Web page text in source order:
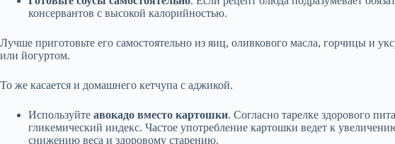
консервантов с высокой калорийностью.
Лучше приготовьте его самостоятельно из яиц, оливкового масла, горчицы и
или йогуртом.
То же касается и домашнего кетчупа с аджикой.
Используйте авокадо вместо картошки. Согласно тарелке здорового
гликемический индекс. Частое употребление картошки ведет к
снижению веса и здоровому старению.